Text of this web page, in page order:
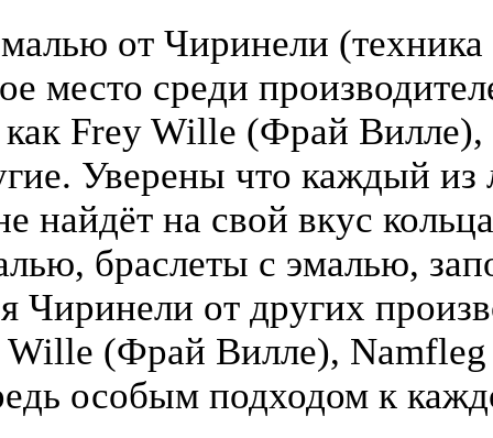
от Чиринели (техника
место среди
Frey Wille (Фрай
Уверены что каждый
найдёт на свой вкус
браслеты с эмалью,
Чиринели от других
Wille (Фрай Вилле),
особым подходом к